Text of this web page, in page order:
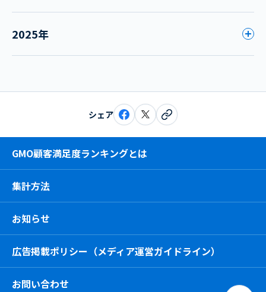
2025年
シェア
GMO顧客満足度ランキングとは
集計方法
お知らせ
広告掲載ポリシー（メディア運営ガイドライン）
お問い合わせ